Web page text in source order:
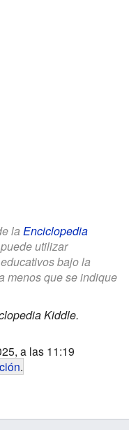
la Enciclopedia
utilizar
bajo la
menos que se indique
Kiddle.
a las 11:19
.